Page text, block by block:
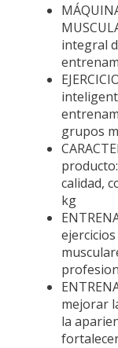
integral
grupos
calidad,
kg
mejorar
la